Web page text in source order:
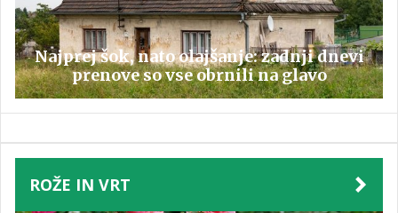
Najprej šok, nato olajšanje: zadnji dnevi
prenove so vse obrnili na glavo
ROŽE IN VRT